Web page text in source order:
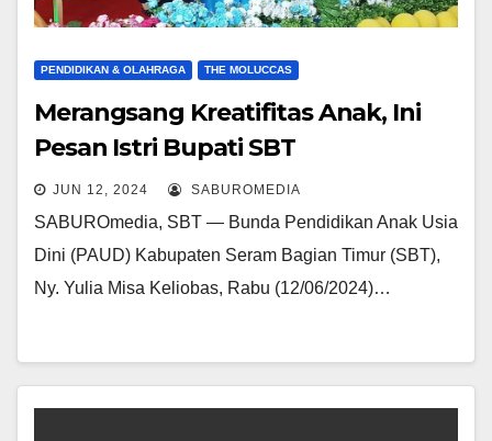
PENDIDIKAN & OLAHRAGA THE MOLUCCAS
Merangsang Kreatifitas Anak, Ini
Pesan Istri Bupati SBT
JUN 12, 2024 SABUROMEDIA
SABUROmedia, SBT — Bunda Pendidikan Anak Usia
Dini (PAUD) Kabupaten Seram Bagian Timur (SBT),
Ny. Yulia Misa Keliobas, Rabu (12/06/2024)…